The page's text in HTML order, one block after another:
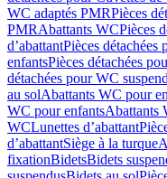
WC adaptés PMRPièces
PMRAbattants WCPièces
d’abattantPièces détachées
enfantsPièces détachées
détachées pour WC
au solAbattants WC pour
WC pour enfantsAbattants
WCLunettes d’abattant
d’abattantSiège à la turque
fixationBidetsBidets